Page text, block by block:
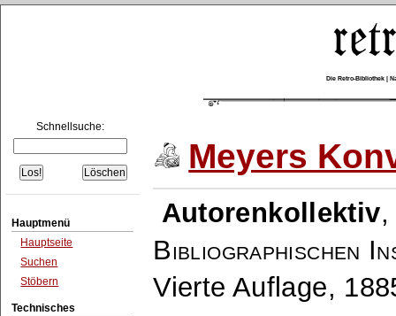
Die Retro-Bibliothek |
Schnellsuche:
Hauptmenü
Hauptseite
Suchen
Stöbern
Technisches
Meyers
Autorenkollektiv
Bibliographischen
Vierte Auflage,